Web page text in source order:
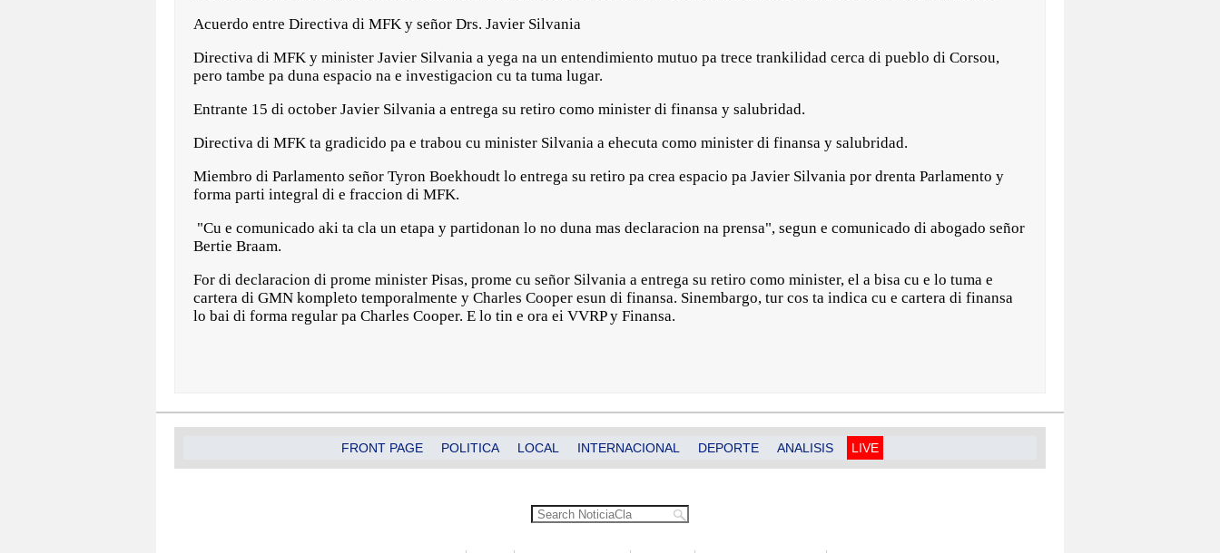
Acuerdo entre Directiva di MFK y señor Drs. Javier Silvania
Directiva di MFK y minister Javier Silvania a yega na un entendimiento mutuo pa trece trankilidad cerca di pueblo di Corsou,
pero tambe pa duna espacio na e investigacion cu ta tuma lugar.
Entrante 15 di october Javier Silvania a entrega su retiro como minister di finansa y salubridad.
Directiva di MFK ta gradicido pa e trabou cu minister Silvania a ehecuta como minister di finansa y salubridad.
Miembro di Parlamento señor Tyron Boekhoudt lo entrega su retiro pa crea espacio pa Javier Silvania por drenta Parlamento y
forma parti integral di e fraccion di MFK.
"Cu e comunicado aki ta cla un etapa y partidonan lo no duna mas declaracion na prensa", segun e comunicado di abogado señor
Bertie Braam.
For di declaracion di prome minister Pisas, prome cu señor Silvania a entrega su retiro como minister, el a bisa cu e lo tuma e
cartera di GMN kompleto temporalmente y Charles Cooper esun di finansa. Sinembargo, tur cos ta indica cu e cartera di finansa
lo bai di forma regular pa Charles Cooper. E lo tin e ora ei VVRP y Finansa.
FRONT PAGE POLITICA LOCAL INTERNACIONAL DEPORTE ANALISIS LIVE